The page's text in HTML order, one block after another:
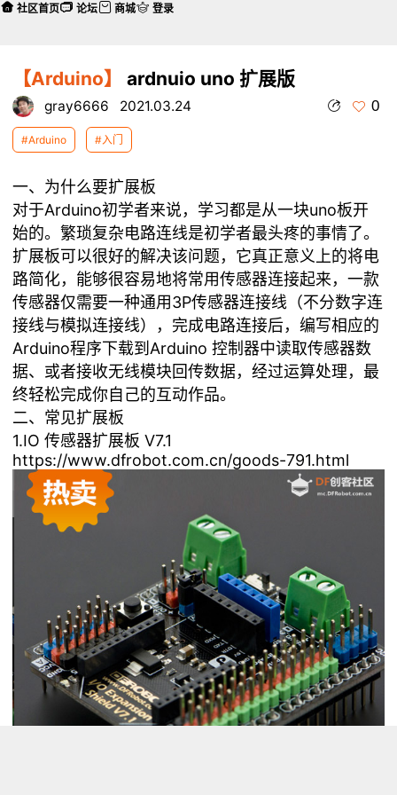
【Arduino】 ardnuio uno 扩展版
gray6666 2021.03.24 0
#Arduino #入门
一、为什么要扩展板
对于Arduino初学者来说，学习都是从一块uno板开
始的。繁琐复杂电路连线是初学者最头疼的事情了。
扩展板可以很好的解决该问题，它真正意义上的将电
路简化，能够很容易地将常用传感器连接起来，一款
传感器仅需要一种通用3P传感器连接线（不分数字连
接线与模拟连接线），完成电路连接后，编写相应的
Arduino程序下载到Arduino 控制器中读取传感器数
据、或者接收无线模块回传数据，经过运算处理，最
终轻松完成你自己的互动作品。
二、常见扩展板
1.IO 传感器扩展板 V7.1
https://www.dfrobot.com.cn/goods-791.html
社区首页 论坛 商城 登录